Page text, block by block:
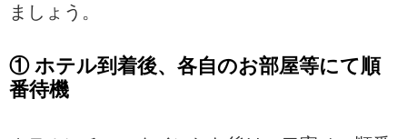
ましょう。
① ホテル到着後、各自のお部屋等にて順
番待機